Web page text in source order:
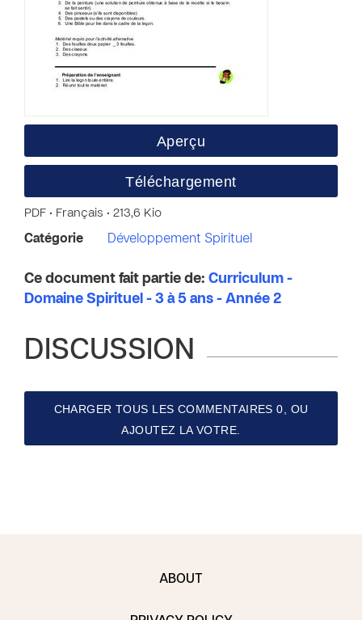
Aperçu
Téléchargement
PDF • Français • 213,6 Kio
Catégorie Développement Spirituel
Ce document fait partie de: Curriculum -
Domaine Spirituel - 3 à 5 ans - Année 2
DISCUSSION
CHARGER TOUS LES COMMENTAIRES 0, OU
AJOUTEZ LA VOTRE.
ABOUT